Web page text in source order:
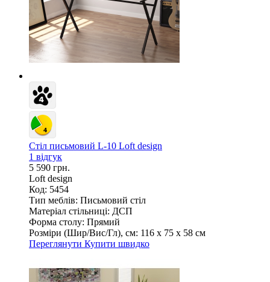
Стіл письмовий L-10 Loft design
1 відгук
5 590 грн.
Loft design
Код: 5454
Тип меблів: Письмовий стіл
Матеріал стільниці: ДСП
Форма столу: Прямий
Розміри (Шир/Вис/Гл), см: 116 х 75 х 58 см
Переглянути Купити швидко